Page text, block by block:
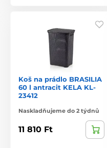
Koš na prádlo BRASILIA
60 l antracit KELA KL-
23412
Naskladňujeme do 2 týdnů
11 810 Ft